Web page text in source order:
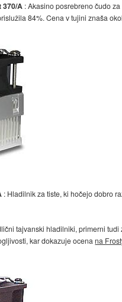
370/A : Akasino posrebreno čudo
84%. Cena v tujini znaša
: Hladilnik za tiste, ki hočejo dobro
tajvanski hladilniki, primerni
kar dokazuje ocenana